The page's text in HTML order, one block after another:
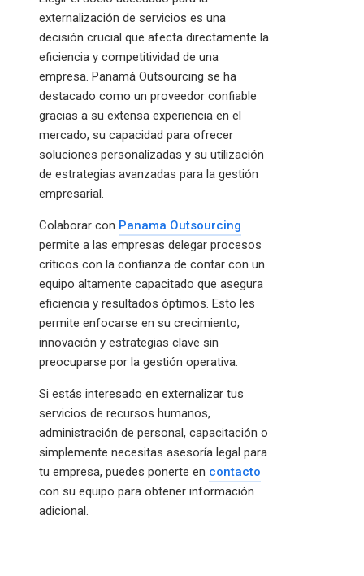
externalización de servicios es una
decisión crucial que afecta directamente la
eficiencia y competitividad de una
empresa. Panamá Outsourcing se ha
destacado como un proveedor confiable
gracias a su extensa experiencia en el
mercado, su capacidad para ofrecer
soluciones personalizadas y su utilización
de estrategias avanzadas para la gestión
empresarial.
Colaborar con Panama Outsourcing
permite a las empresas delegar procesos
críticos con la confianza de contar con un
equipo altamente capacitado que asegura
eficiencia y resultados óptimos. Esto les
permite enfocarse en su crecimiento,
innovación y estrategias clave sin
preocuparse por la gestión operativa.
Si estás interesado en externalizar tus
servicios de recursos humanos,
administración de personal, capacitación o
simplemente necesitas asesoría legal para
tu empresa, puedes ponerte en contacto
con su equipo para obtener información
adicional.